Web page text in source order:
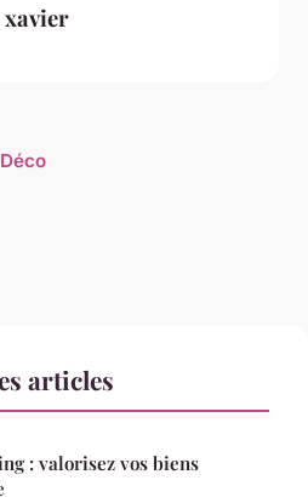
xavier
articles
: valorisez vos biens